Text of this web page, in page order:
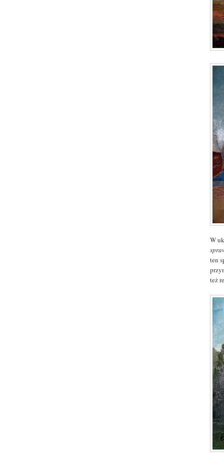
W
ten
też